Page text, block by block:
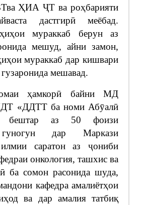
ҲИА ҶТ ва роҳбарияти
дастгирӣ меёбад.
мураккаб берун аз
мешуд, айни замон,
мураккаб дар кишвари
мешавад.
ҳамкорӣ байни МД
«ДДТТ ба номи Абȳалӣ
бештар аз 50 фоизи
гуногун дар Маркази
саратон аз ҷониби
онкология, ташхис ва
ба сомон расонида шуда,
кафедра амалиётҳои
ва дар амалия татбиқ